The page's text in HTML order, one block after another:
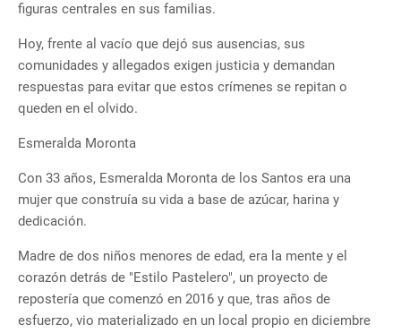
figuras centrales en sus familias.
Hoy, frente al vacío que dejó sus ausencias, sus
comunidades y allegados exigen justicia y demandan
respuestas para evitar que estos crímenes se repitan o
queden en el olvido.
Esmeralda Moronta
Con 33 años, Esmeralda Moronta de los Santos era una
mujer que construía su vida a base de azúcar, harina y
dedicación.
Madre de dos niños menores de edad, era la mente y el
corazón detrás de "Estilo Pastelero", un proyecto de
repostería que comenzó en 2016 y que, tras años de
esfuerzo, vio materializado en un local propio en diciembre